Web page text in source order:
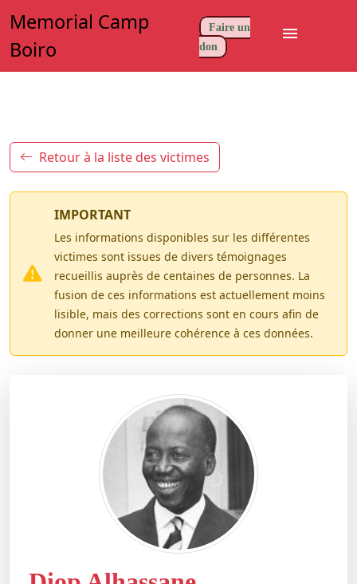
Memorial Camp
Boiro
Faire un
don
menu
Retour à la liste des victimes
IMPORTANT
Les informations disponibles sur les différentes
victimes sont issues de divers témoignages
recueillis auprès de centaines de personnes. La
fusion de ces informations est actuellement moins
lisible, mais des corrections sont en cours afin de
donner une meilleure cohérence à ces données.